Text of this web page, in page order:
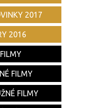
2017
2016
FILMY
FILMY